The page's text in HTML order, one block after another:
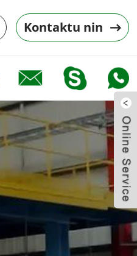
Kontaktu nin